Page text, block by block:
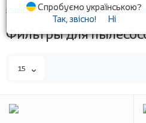
Главная Техника для дома
Фильтры для
15
Спробуємо українською?
Так, звісно!
Ні